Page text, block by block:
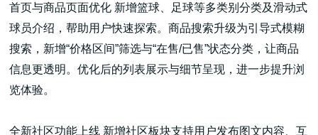
首页与商品页面优化 新增篮球、足球等多类别分类及滑动式
球员介绍，帮助用户快速探索。商品搜索升级为引导式模糊
搜索，新增“价格区间”筛选与“在售/已售”状态分类，让商品
信息更透明。优化后的列表展示与细节呈现，进一步提升浏
览体验。
全新社区功能上线 新增社区板块支持用户发布图文内容、互